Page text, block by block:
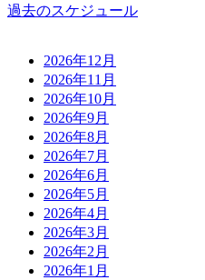
過去のスケジュール
2026年12月
2026年11月
2026年10月
2026年9月
2026年8月
2026年7月
2026年6月
2026年5月
2026年4月
2026年3月
2026年2月
2026年1月